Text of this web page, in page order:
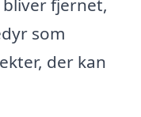
fjernet,
som
der kan